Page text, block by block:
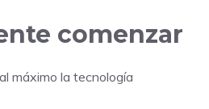
comenzar
máximo la tecnología